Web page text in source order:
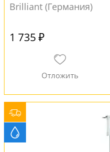
Brilliant (Германия)
1 735 ₽